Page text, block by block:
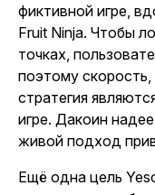
фиктивной игре,
Fruit Ninja. Чтобы
точках,
поэтому
стратегия
игре. Дакоин
живой подход
Ещё одна цель